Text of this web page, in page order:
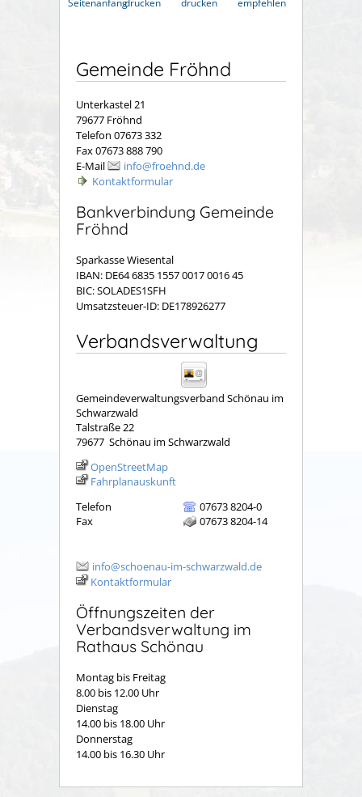
Gemeinde Fröhnd
Unterkastel 21
79677 Fröhnd
Telefon 07673 332
Fax 07673 888 790
E-Mail
info@froehnd.de
Kontaktformular
Bankverbindung Gemeinde
Fröhnd
Sparkasse Wiesental
IBAN: DE64 6835 1557 0017 0016 45
BIC: SOLADES1SFH
Umsatzsteuer-ID: DE178926277
Verbandsverwaltung
Gemeindeverwaltungsverband Schönau im
Schwarzwald
Talstraße 22
79677 Schönau im Schwarzwald
OpenStreetMap
Fahrplanauskunft
Telefon
07673 8204-0
Fax
07673 8204-14
info@schoenau-im-schwarzwald.de
Kontaktformular
Öffnungszeiten der
Verbandsverwaltung im
Rathaus Schönau
Montag bis Freitag
8.00 bis 12.00 Uhr
Dienstag
14.00 bis 18.00 Uhr
Donnerstag
14.00 bis 16.30 Uhr